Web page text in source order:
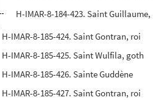
H-IMAR-8-184-423. Saint
H-IMAR-8-185-424. Saint Gontran, roi
H-IMAR-8-185-425. Saint Wulfila, goth
H-IMAR-8-185-426. Sainte Guddène
H-IMAR-8-185-427. Saint Gontran, roi